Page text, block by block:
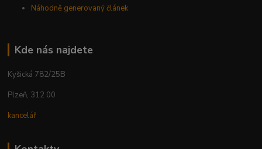
Náhodně generovaný článek
Kde nás najdete
Kyšická 782/25B
Plzeň, 312 00
kancelář